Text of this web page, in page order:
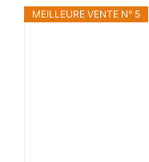
MEILLEURE VENTE N° 5